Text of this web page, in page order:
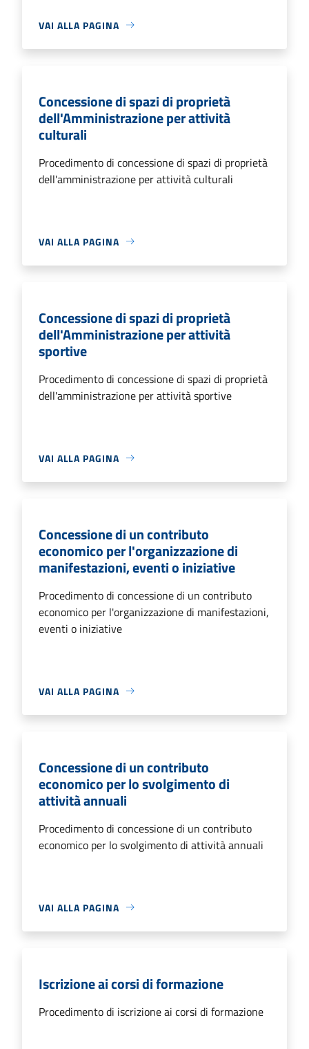
VAI ALLA PAGINA
Concessione di spazi di proprietà
dell'Amministrazione per attività
culturali
Procedimento di concessione di spazi di proprietà
dell'amministrazione per attività culturali
VAI ALLA PAGINA
Concessione di spazi di proprietà
dell'Amministrazione per attività
sportive
Procedimento di concessione di spazi di proprietà
dell'amministrazione per attività sportive
VAI ALLA PAGINA
Concessione di un contributo
economico per l'organizzazione di
manifestazioni, eventi o iniziative
Procedimento di concessione di un contributo
economico per l'organizzazione di manifestazioni,
eventi o iniziative
VAI ALLA PAGINA
Concessione di un contributo
economico per lo svolgimento di
attività annuali
Procedimento di concessione di un contributo
economico per lo svolgimento di attività annuali
VAI ALLA PAGINA
Iscrizione ai corsi di formazione
Procedimento di iscrizione ai corsi di formazione